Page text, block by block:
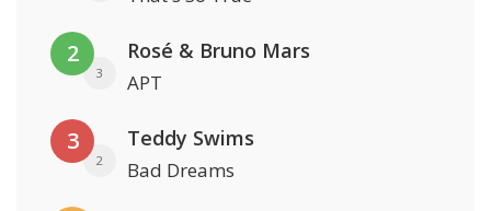
2
3
Rosé & Bruno Mars
APT
3
2
Teddy Swims
Bad Dreams